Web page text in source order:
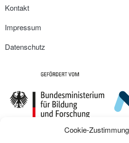
Cookie-
Kontakt
Impressum
Datenschutz